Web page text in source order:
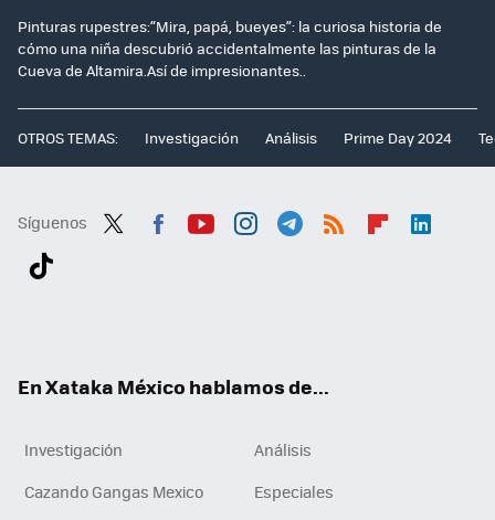
Pinturas rupestres:“Mira, papá, bueyes”: la curiosa historia de
cómo una niña descubrió accidentalmente las pinturas de la
Cueva de Altamira.Así de impresionantes..
OTROS TEMAS: Investigación Análisis Prime Day 2024
Síguenos
En Xataka México hablamos de...
Investigación
Análisis
Cazando Gangas Mexico
Especiales